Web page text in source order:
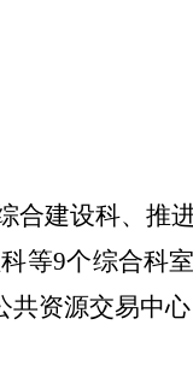
合建设科、推
等9个综合科
资源交易中心